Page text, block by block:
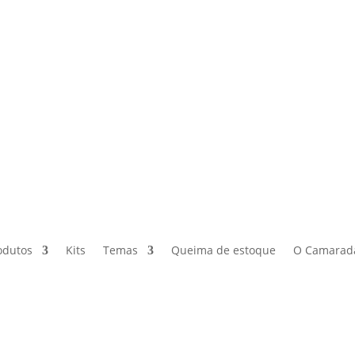
Kits Temas Queima de estoque O